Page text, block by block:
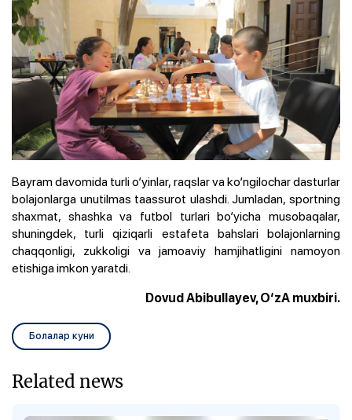
Bayram davomida turli o‘yinlar, raqslar va ko‘ngilochar dasturlar
bolajonlarga unutilmas taassurot ulashdi. Jumladan, sportning
shaxmat, shashka va futbol turlari bo‘yicha musobaqalar,
shuningdek, turli qiziqarli estafeta bahslari bolajonlarning
chaqqonligi, zukkoligi va jamoaviy hamjihatligini namoyon
etishiga imkon yaratdi.
Dovud Abibullayev, O‘zA muxbiri.
Болалар куни
Related news